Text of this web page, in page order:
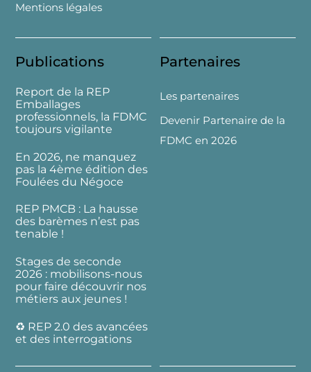
Mentions légales
Publications
Report de la REP
Emballages
professionnels, la FDMC
toujours vigilante
En 2026, ne manquez
pas la 4ème édition des
Foulées du Négoce
REP PMCB : La hausse
des barèmes n’est pas
tenable !
Stages de seconde
2026 : mobilisons-nous
pour faire découvrir nos
métiers aux jeunes !
♻️ REP 2.0 des avancées
et des interrogations
Partenaires
Les partenaires
Devenir Partenaire de la
FDMC en 2026